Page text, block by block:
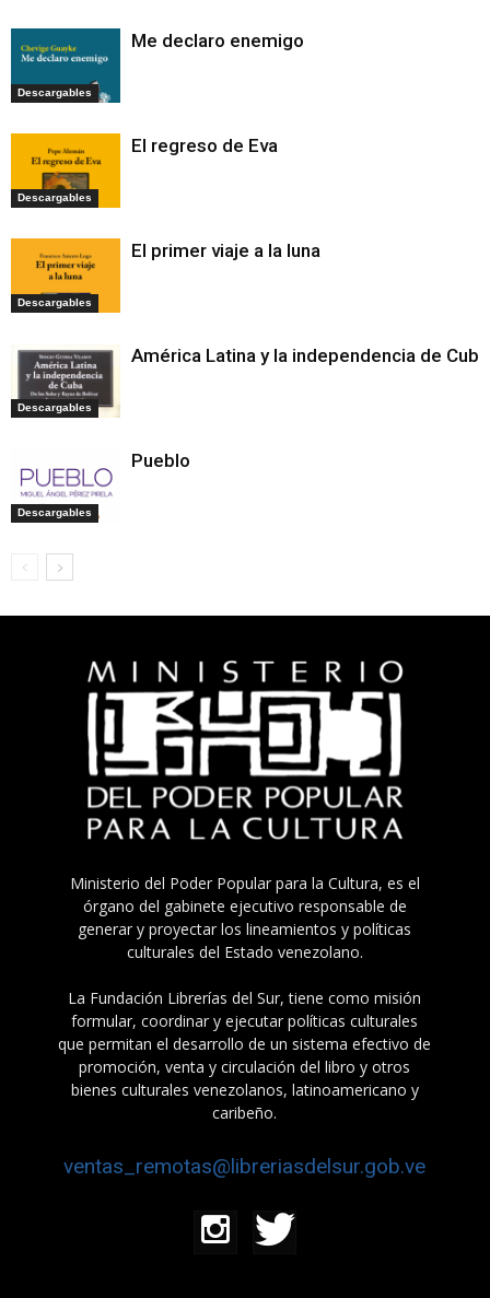
Descargables
Me declaro enemigo
Descargables
El regreso de Eva
Descargables
El primer viaje a la luna
Descargables
América Latina y la independencia de Cuba
Descargables
Pueblo
Ministerio del Poder Popular para la Cultura, es el
órgano del gabinete ejecutivo responsable de
generar y proyectar los lineamientos y políticas
culturales del Estado venezolano.
La Fundación Librerías del Sur, tiene como misión
formular, coordinar y ejecutar políticas culturales
que permitan el desarrollo de un sistema efectivo de
promoción, venta y circulación del libro y otros
bienes culturales venezolanos, latinoamericano y
caribeño.
ventas_remotas@libreriasdelsur.gob.ve